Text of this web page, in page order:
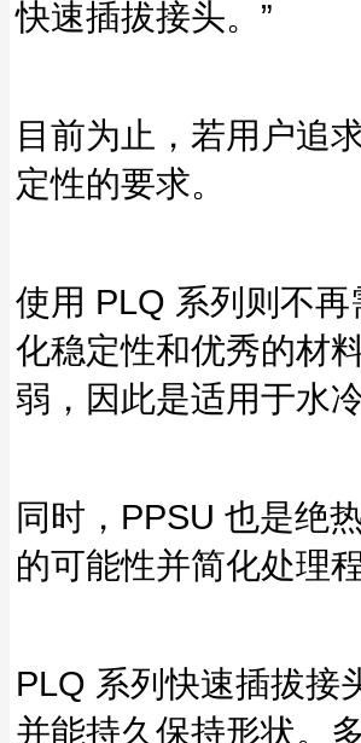
快速插拔接头。”
目前为止，若用户追
定性的要求。
使用 PLQ 系列则不
化稳定性和优秀的材
弱，因此是适用于水
同时，PPSU 也是绝
的可能性并简化处理
PLQ 系列快速插拔接
并能持久保持形状。